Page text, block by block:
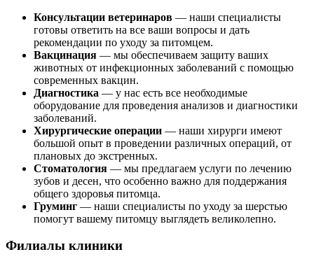
Консультации ветеринаров — наши специалисты
готовы ответить на все ваши вопросы и дать
рекомендации по уходу за питомцем.
Вакцинация — мы обеспечиваем защиту ваших
животных от инфекционных заболеваний с помощью
современных вакцин.
Диагностика — у нас есть все необходимые
оборудование для проведения анализов и диагностики
заболеваний.
Хирургические операции — наши хирурги имеют
большой опыт в проведении различных операций, от
плановых до экстренных.
Стоматология — мы предлагаем услуги по лечению
зубов и десен, что особенно важно для поддержания
общего здоровья питомца.
Груминг — наши специалисты по уходу за шерстью
помогут вашему питомцу выглядеть великолепно.
Филиалы клиники